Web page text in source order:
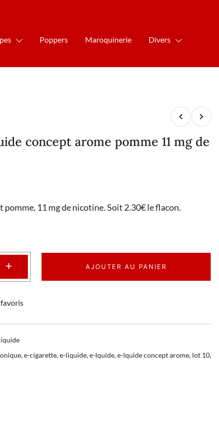
Poppers Maroquinerie Divers
concept arome pomme 11 mg de
11 mg de nicotine. Soit 2.30€ le flacon.
+ AJOUTER AU PANIER
,e-cigarette,e-liquide,e-lquide,e-lquide concept arome, lot 10,